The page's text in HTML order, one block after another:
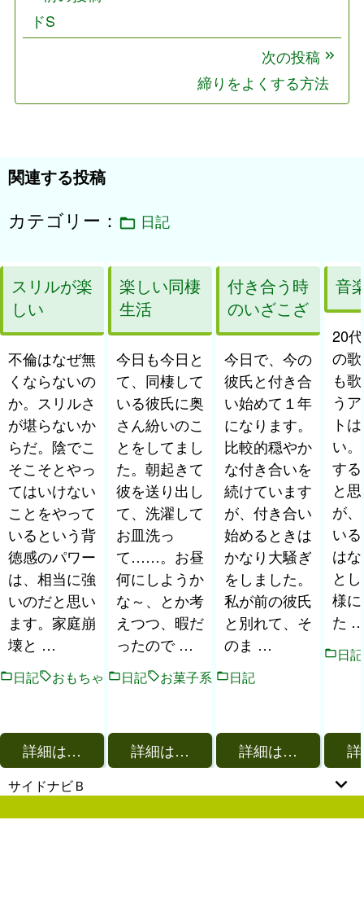
ナ
ー
ン
ドS
次の投稿
締りをよくする方法
サイドナビＢ
関連する投稿
カテゴリー： 日記
スリルが楽
しい
不倫はなぜ無
くならないの
か。スリルさ
が堪らないか
らだ。陰でこ
そこそとやっ
てはいけない
ことをやって
いるという背
徳感のパワー
は、相当に強
いのだと思い
ます。家庭崩
壊と …
日記 おもちゃ
詳細は…
楽しい同棲
生活
今日も今日と
て、同棲して
いる彼氏に奥
さん紛いのこ
とをしてまし
た。朝起きて
彼を送り出し
て、洗濯して
お皿洗っ
て……。お昼
何にしようか
な～、とか考
えつつ、暇だ
ったので …
日記 お菓子系
詳細は…
付き合う時
のいざこざ
今日で、今の
彼氏と付き合
い始めて１年
になります。
比較的穏やか
な付き合いを
続けています
が、付き合い
始めるときは
かなり大騒ぎ
をしました。
私が前の彼氏
と別れて、そ
のま …
日記
詳細は…
音
20
の
も
う
ト
い
す
と
が
い
は
と
様
た
日記